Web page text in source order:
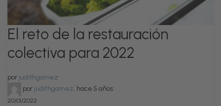
El reto de la restauración
colectiva para 2022
por judithgomez
por judithgomez, hace 5 años
20/01/2022